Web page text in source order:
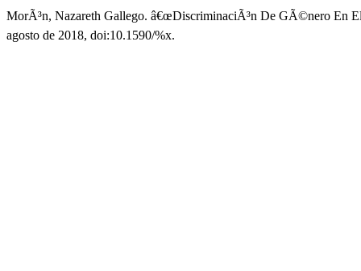
MorÃ³n, Nazareth Gallego. â€œDiscriminaciÃ³n De GÃ©nero En
agosto de 2018, doi:10.1590/%x.